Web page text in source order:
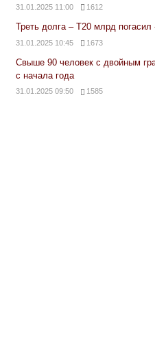
31.01.2025 11:00 1612
Треть долга – Т20 млрд
31.01.2025 10:45 1673
Свыше 90 человек с двойным
с начала года
31.01.2025 09:50 1585